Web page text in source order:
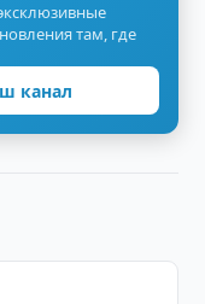
там, где
канал